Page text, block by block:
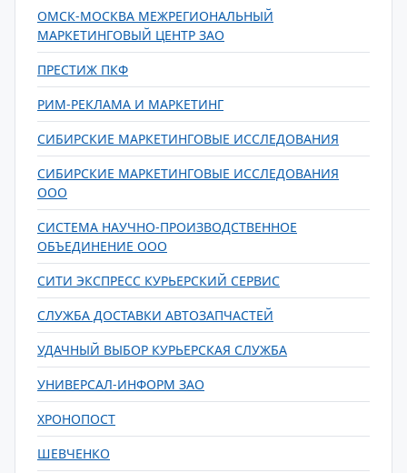
ОМСК-МОСКВА МЕЖРЕГИОНАЛЬНЫЙ
МАРКЕТИНГОВЫЙ ЦЕНТР ЗАО
ПРЕСТИЖ ПКФ
РИМ-РЕКЛАМА И МАРКЕТИНГ
СИБИРСКИЕ МАРКЕТИНГОВЫЕ ИССЛЕДОВАНИЯ
СИБИРСКИЕ МАРКЕТИНГОВЫЕ ИССЛЕДОВАНИЯ
ООО
СИСТЕМА НАУЧНО-ПРОИЗВОДСТВЕННОЕ
ОБЪЕДИНЕНИЕ ООО
СИТИ ЭКСПРЕСС КУРЬЕРСКИЙ СЕРВИС
СЛУЖБА ДОСТАВКИ АВТОЗАПЧАСТЕЙ
УДАЧНЫЙ ВЫБОР КУРЬЕРСКАЯ СЛУЖБА
УНИВЕРСАЛ-ИНФОРМ ЗАО
ХРОНОПОСТ
ШЕВЧЕНКО